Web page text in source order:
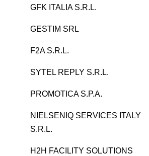
GFK ITALIA S.R.L.
GESTIM SRL
F2A S.R.L.
SYTEL REPLY S.R.L.
PROMOTICA S.P.A.
NIELSENIQ SERVICES ITALY
S.R.L.
H2H FACILITY SOLUTIONS